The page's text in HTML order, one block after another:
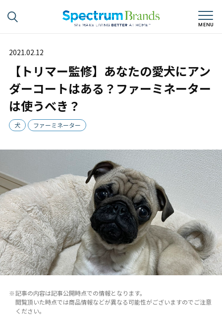
2021.02.12
【トリマー監修】あなたの愛犬にアン
ダーコートはある？ファーミネーター
は使うべき？
犬 ファーミネーター
記事の内容は記事公開時点での情報となります。
閲覧頂いた時点では商品情報などが異なる可能性がございますのでご注意
ください。